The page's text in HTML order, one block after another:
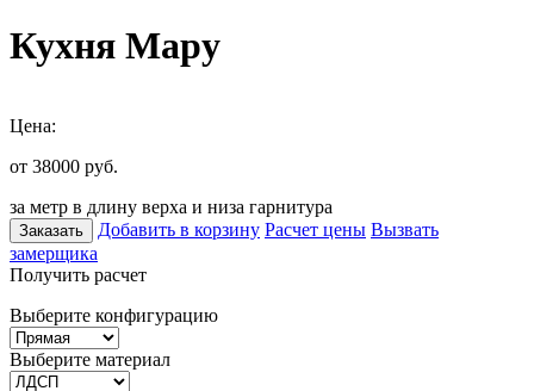
Кухня Мару
Цена:
от 38000 руб.
за метр в длину верха и низа гарнитура
Заказать Добавить в корзину Расчет цены Вызвать
замерщика
Получить расчет
Выберите конфигурацию
Выберите материал